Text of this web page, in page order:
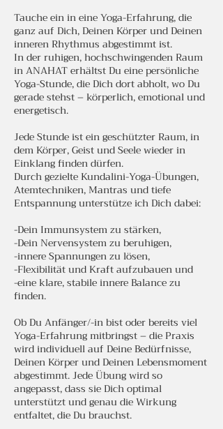
Tauche ein in eine Yoga-Erfahrung, die
ganz auf Dich, Deinen Körper und Deinen
inneren Rhythmus abgestimmt ist.
In der ruhigen, hochschwingenden Raum
in ANAHAT erhältst Du eine persönliche
Yoga-Stunde, die Dich dort abholt, wo Du
gerade stehst – körperlich, emotional und
energetisch.
Jede Stunde ist ein geschützter Raum, in
dem Körper, Geist und Seele wieder in
Einklang finden dürfen.
Durch gezielte Kundalini-Yoga-Übungen,
Atemtechniken, Mantras und tiefe
Entspannung unterstütze ich Dich dabei:
-Dein Immunsystem zu stärken,
-Dein Nervensystem zu beruhigen,
-innere Spannungen zu lösen,
-Flexibilität und Kraft aufzubauen und
-eine klare, stabile innere Balance zu
finden.
Ob Du Anfänger/-in bist oder bereits viel
Yoga-Erfahrung mitbringst – die Praxis
wird individuell auf Deine Bedürfnisse,
Deinen Körper und Deinen Lebensmoment
abgestimmt. Jede Übung wird so
angepasst, dass sie Dich optimal
unterstützt und genau die Wirkung
entfaltet, die Du brauchst.